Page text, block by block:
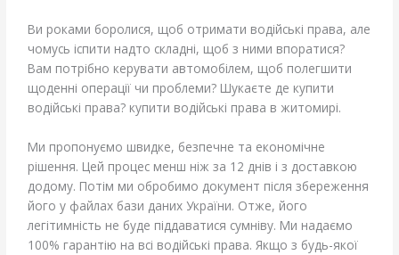
Ви роками боролися, щоб отримати водійські права, але
чомусь іспити надто складні, щоб з ними впоратися?
Вам потрібно керувати автомобілем, щоб полегшити
щоденні операції чи проблеми? Шукаєте де купити
водійські права? купити водійські права в житомирі.
Ми пропонуємо швидке, безпечне та економічне
рішення. Цей процес менш ніж за 12 днів і з доставкою
додому. Потім ми обробимо документ після збереження
його у файлах бази даних України. Отже, його
легітимність не буде піддаватися сумніву. Ми надаємо
100% гарантію на всі водійські права. Якщо з будь-якої